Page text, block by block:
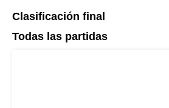
Clasificación final
Todas las partidas